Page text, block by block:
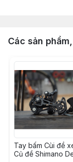
Loại gắn:Direct
Chất liệu:Nhôm
Trọng lượng:
Giá bán:
🔧 Ưu điểm nổi
✅ Chuẩn lắp
Shimano 12 tốc
Các sản
Tay bấm Cùi đề
Củ đề Shimano